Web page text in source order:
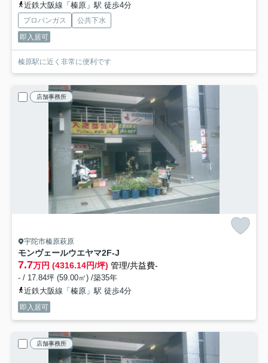
近鉄大阪線「榛原」駅 徒歩4分
プロパンガス
公共下水
即入居可
榛原駅に近く非常に便利です
店舗事務所
宇陀市榛原萩原
モンヴェールウエヤマ2F-J
7.7万円 (4316.14円/坪) 管理/共益費-
- / 17.84坪 (59.00㎡) /築35年
近鉄大阪線「榛原」駅 徒歩4分
即入居可
店舗事務所